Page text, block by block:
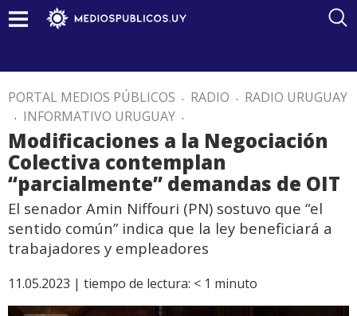
PORTAL MEDIOS PÚBLICOS . RADIO . RADIO URUGUAY
. INFORMATIVO URUGUAY .
Modificaciones a la Negociación
Colectiva contemplan
“parcialmente” demandas de OIT
El senador Amin Niffouri (PN) sostuvo que “el
sentido común” indica que la ley beneficiará a
trabajadores y empleadores
11.05.2023 | tiempo de lectura: < 1 minuto